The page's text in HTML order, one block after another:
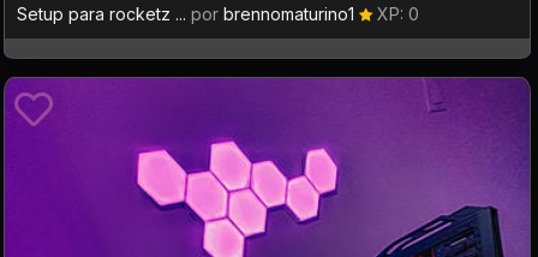
Setup para rocketz ... por brennomaturino1 XP: 0